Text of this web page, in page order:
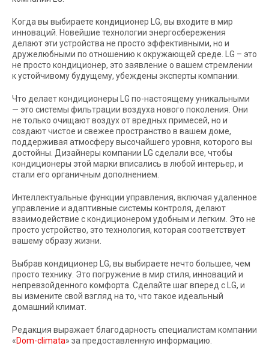
Когда вы выбираете кондиционер LG, вы входите в мир
инноваций. Новейшие технологии энергосбережения
делают эти устройства не просто эффективными, но и
дружелюбными по отношению к окружающей среде. LG – это
не просто кондиционер, это заявление о вашем стремлении
к устойчивому будущему, убеждены эксперты компании.
Что делает кондиционеры LG по-настоящему уникальными
— это системы фильтрации воздуха нового поколения. Они
не только очищают воздух от вредных примесей, но и
создают чистое и свежее пространство в вашем доме,
поддерживая атмосферу высочайшего уровня, которого вы
достойны. Дизайнеры компании LG сделали все, чтобы
кондиционеры этой марки вписались в любой интерьер, и
стали его органичным дополнением.
Интеллектуальные функции управления, включая удаленное
управление и адаптивные системы контроля, делают
взаимодействие с кондиционером удобным и легким. Это не
просто устройство, это технология, которая соответствует
вашему образу жизни.
Выбрав кондиционер LG, вы выбираете нечто большее, чем
просто технику. Это погружение в мир стиля, инноваций и
непревзойденного комфорта. Сделайте шаг вперед с LG, и
вы измените свой взгляд на то, что такое идеальный
домашний климат.
Редакция выражает благодарность специалистам компании
«Dom-climata» за предоставленную информацию.